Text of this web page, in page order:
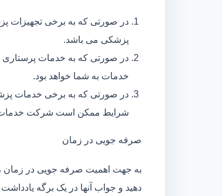
در صورتی که به برخی تجهیزات
پزشکی می باشد.
در صورتی که به خدمات پرستاری
خدمات به شما خواهد بود.
در صورتی که به برخی خدمات
شرایط ممکن است شرکت خدمات
صرفه جویی در زمان
به جهت اهمیت صرفه جویی در زمان
دهید و جواب آنها در یک برگه یادداشت